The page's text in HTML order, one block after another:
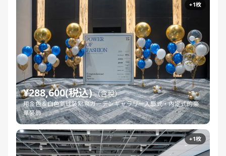
+1枚
¥288,600(税込)（含稅）
用金色＆白色氣球裝點泉ガーデンギャラリー入職式・內定式的豪
華裝飾
+1枚